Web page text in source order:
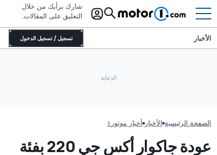
شارك برأيك من خلال
التعليق على المقالات.
تسجيل / تسجيل الدخول الأخبار
الصفحة الرئيسية الأخبار أخبار موتور١
عودة جاكوار أكس جي 220 بفئة
سيارة خارقة بمحرك وسطي وقوة